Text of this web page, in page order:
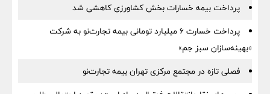
پرداخت بیمه خسارات بخش کشاورزی کاهشی شد
پرداخت خسارت ۶ میلیارد تومانی بیمه تجارت‌نو به شرکت
«بهینه‌سازان سبز جم»
فصلی تازه در مجتمع مرکزی تهران بیمه تجارت‌نو